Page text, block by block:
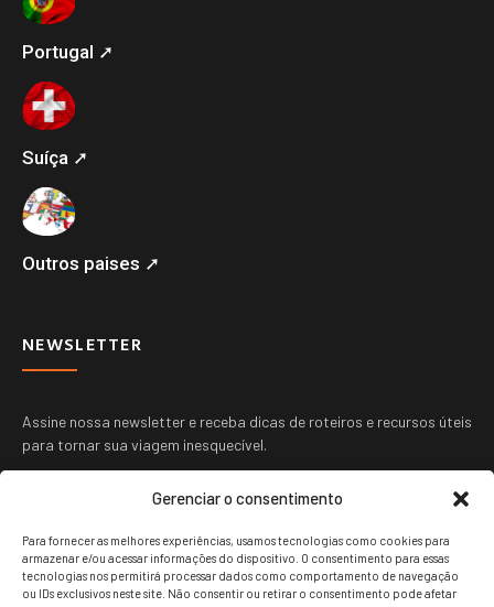
Gerenciar o consentimento
Para fornecer as melhores experiências, usamos tecnologias como cookies para
armazenar e/ou acessar informações do dispositivo. O consentimento para essas
tecnologias nos permitirá processar dados como comportamento de navegação
ou IDs exclusivos neste site. Não consentir ou retirar o consentimento pode afetar
Portugal ➚
Suíça ➚
Outros paises ➚
NEWSLETTER
Assine nossa newsletter e receba dicas de roteiros e recursos úteis
para tornar sua viagem inesquecível.